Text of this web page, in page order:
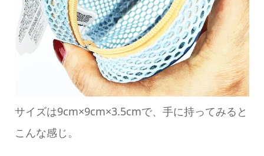
サイズは9cm×9cm×3.5cmで、手に持ってみると
こんな感じ。